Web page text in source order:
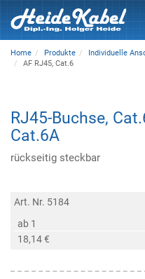
Home Produkte Individuelle
AF RJ45, Cat.6
RJ45-Buchse,
Cat.6A
rückseitig steckbar
Art. Nr. 5184
ab 1
18,14 €